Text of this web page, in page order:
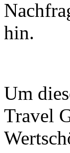
hin.
Um
Travel